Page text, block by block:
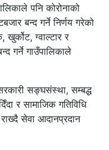
पनि कोरोनाको
बन्द गर्ने निर्णय गरेको
ग्वाल्टार र
गर्ने गाउँपालिकाले
सङ्घसंस्था, सम्बद्ध
र सामाजिक गतिविधि
सेवा आदानप्रदान